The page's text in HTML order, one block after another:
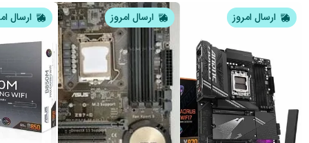
ارسال امروز ارسال امروز ارسال